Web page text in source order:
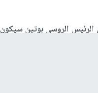
الروسي بوتين سيكون